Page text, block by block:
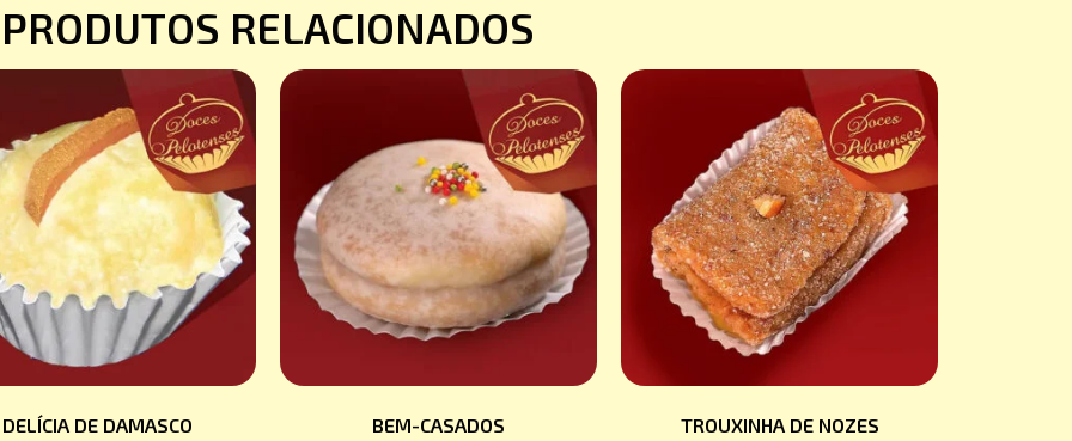
PRODUTOS RELACIONADOS
DELÍCIA DE DAMASCO BEM-CASADOS TROUXINHA DE NOZES